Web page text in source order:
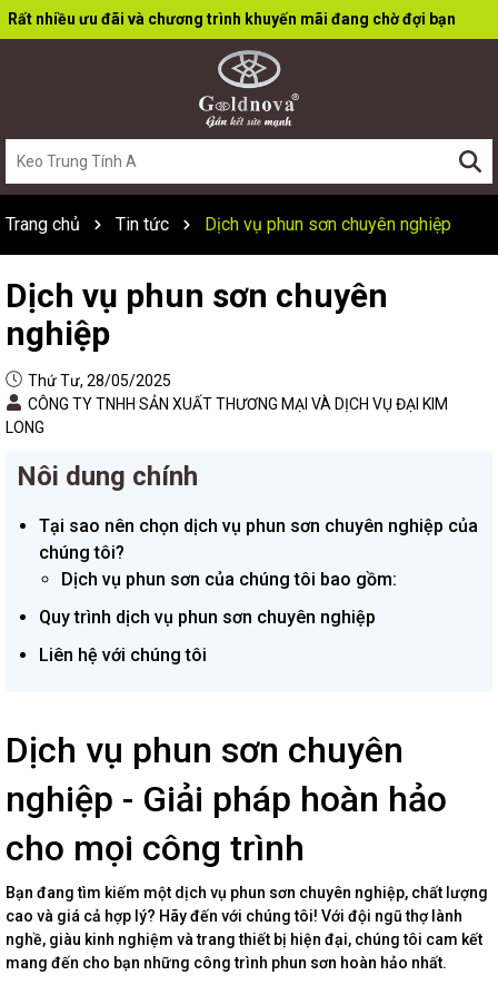
Rất nhiều ưu đãi và chương trình khuyến mãi đang chờ đợi bạn
Trang chủ Tin tức Dịch vụ phun sơn chuyên nghiệp
Dịch vụ phun sơn chuyên
nghiệp
Thứ Tư, 28/05/2025
CÔNG TY TNHH SẢN XUẤT THƯƠNG MẠI VÀ DỊCH VỤ ĐẠI KIM
LONG
Nôi dung chính
Tại sao nên chọn dịch vụ phun sơn chuyên nghiệp của
chúng tôi?
Dịch vụ phun sơn của chúng tôi bao gồm:
Quy trình dịch vụ phun sơn chuyên nghiệp
Liên hệ với chúng tôi
Dịch vụ phun sơn chuyên
nghiệp - Giải pháp hoàn hảo
cho mọi công trình
Bạn đang tìm kiếm một dịch vụ phun sơn chuyên nghiệp, chất lượng
cao và giá cả hợp lý? Hãy đến với chúng tôi! Với đội ngũ thợ lành
nghề, giàu kinh nghiệm và trang thiết bị hiện đại, chúng tôi cam kết
mang đến cho bạn những công trình phun sơn hoàn hảo nhất.